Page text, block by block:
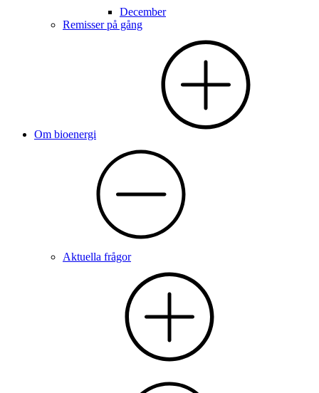
December
Remisser på gång
Om bioenergi
Aktuella frågor